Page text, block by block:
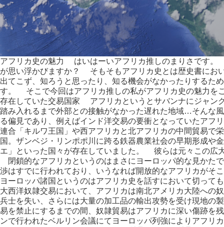
アフリカ史の魅力 はいはーいアフリカ推しのまりさです
が思い浮かびますか？ そもそもアフリカ史とは歴史書にお
出てこず、知ろうと思ったり、知る機会がなかったりするた
す。 そこで今回はアフリカ推しの私がアフリカ史の魅力を
存在していた交易国家 アフリカというとサバンナにジャン
踏み入れるまで外部との接触がなかった遅れた地域…そん
る偏見であり、例えばインド洋交易の要衝となっていたアフ
連合「キルワ王国」や西アフリカと北アフリカの中間貿易で
国。ザンベジ・リンポポ川に跨る鉄器農業社会の早期形成や
エ」といった国々が存在していました。 彼らは元々この広
閉鎖的なアフリカというのはまさにヨーロッパ的な見かた
渉はすでに行われており、いうなれば開放的なアフリカが
ヨーロッパ諸国というのはアフリカ史を話すにおいて切っ
大西洋奴隷交易において、アフリカは南北アメリカ大陸への
兵士を失い、さらには大量の加工品の輸出攻勢を受け現地
易を禁止にするまでの間、奴隷貿易はアフリカに深い傷跡
ンで行われたベルリン会議にてヨーロッパ列強によりアフリ